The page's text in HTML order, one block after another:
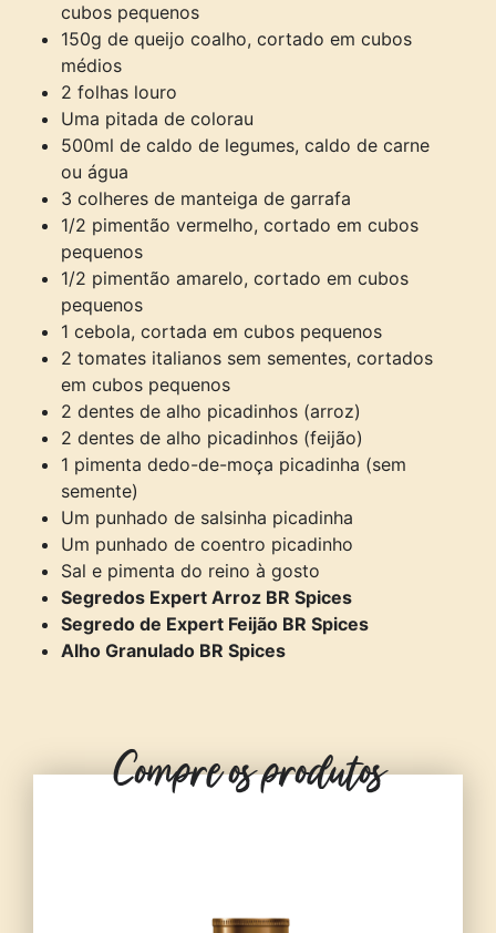
cubos pequenos
150g de queijo coalho, cortado em cubos
médios
2 folhas louro
Uma pitada de colorau
500ml de caldo de legumes, caldo de carne
ou água
3 colheres de manteiga de garrafa
1/2 pimentão vermelho, cortado em cubos
pequenos
1/2 pimentão amarelo, cortado em cubos
pequenos
1 cebola, cortada em cubos pequenos
2 tomates italianos sem sementes, cortados
em cubos pequenos
2 dentes de alho picadinhos (arroz)
2 dentes de alho picadinhos (feijão)
1 pimenta dedo-de-moça picadinha (sem
semente)
Um punhado de salsinha picadinha
Um punhado de coentro picadinho
Sal e pimenta do reino à gosto
Segredos Expert Arroz BR Spices
Segredo de Expert Feijão BR Spices
Alho Granulado BR Spices
Compre os produtos